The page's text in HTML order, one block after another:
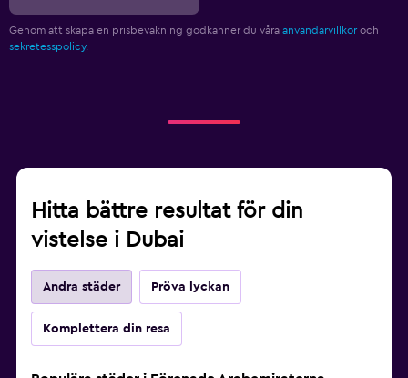
Genom att skapa en prisbevakning godkänner du våra användarvillkor och
sekretesspolicy.
Hitta bättre resultat för din
vistelse i Dubai
Andra städer Pröva lyckan
Komplettera din resa